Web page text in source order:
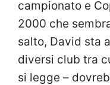
campionato e
2000 che
salto, David sta
diversi club tra
si legge –